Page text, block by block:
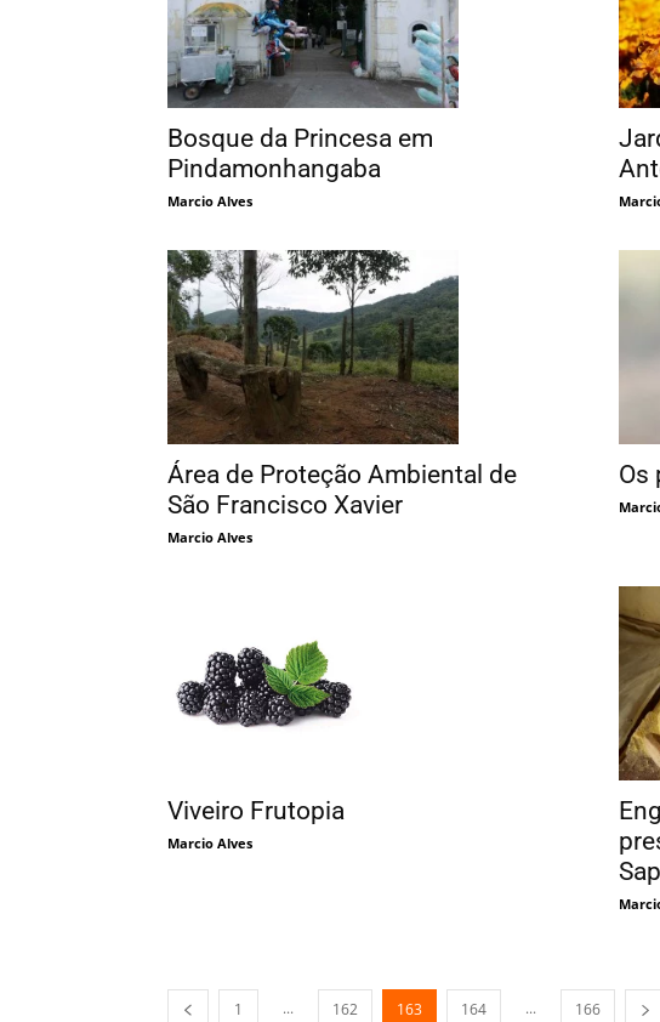
Bosque da Princesa em
Pindamonhangaba
Marcio Alves
Área de Proteção Ambiental de
São Francisco Xavier
Marcio Alves
Os
Viveiro Frutopia
Marcio Alves
1 ... 162 163 164 ... 166